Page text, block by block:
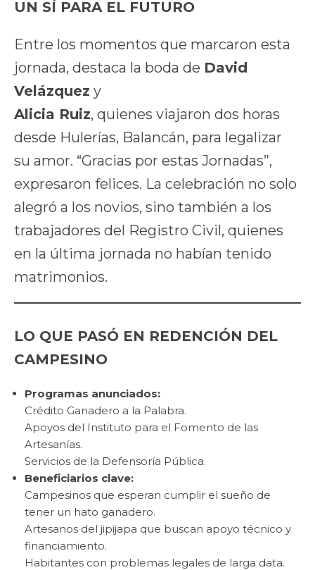
UN SÍ PARA EL FUTURO
Entre los momentos que marcaron esta
jornada, destaca la boda de David
Velázquez y
Alicia Ruiz, quienes viajaron dos horas
desde Hulerías, Balancán, para legalizar
su amor. “Gracias por estas Jornadas”,
expresaron felices. La celebración no solo
alegró a los novios, sino también a los
trabajadores del Registro Civil, quienes
en la última jornada no habían tenido
matrimonios.
LO QUE PASÓ EN REDENCIÓN DEL
CAMPESINO
Programas anunciados:
Crédito Ganadero a la Palabra.
Apoyos del Instituto para el Fomento de las
Artesanías.
Servicios de la Defensoría Pública.
Beneficiarios clave:
Campesinos que esperan cumplir el sueño de
tener un hato ganadero.
Artesanos del jipijapa que buscan apoyo técnico y
financiamiento.
Habitantes con problemas legales de larga data.